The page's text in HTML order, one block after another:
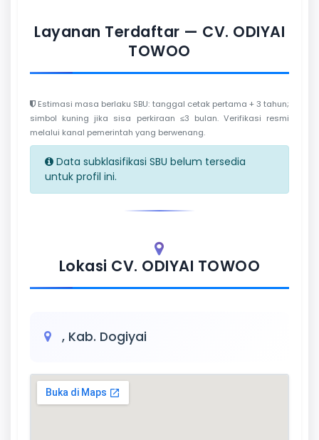
Layanan Terdaftar — CV. ODIYAI
TOWOO
Estimasi masa berlaku SBU: tanggal cetak pertama + 3 tahun;
simbol kuning jika sisa perkiraan ≤3 bulan. Verifikasi resmi
melalui kanal pemerintah yang berwenang.
Data subklasifikasi SBU belum tersedia
untuk profil ini.
Lokasi CV. ODIYAI TOWOO
, Kab. Dogiyai